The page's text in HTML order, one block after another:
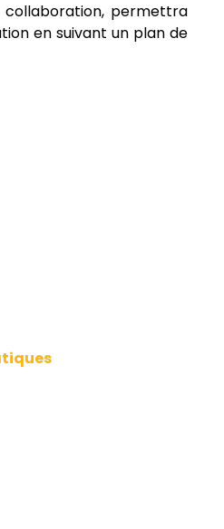
collaboration, permettra
en suivant un plan de